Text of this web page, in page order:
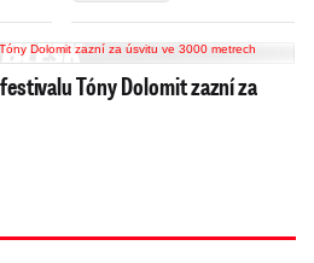
Tóny Dolomit zazní za